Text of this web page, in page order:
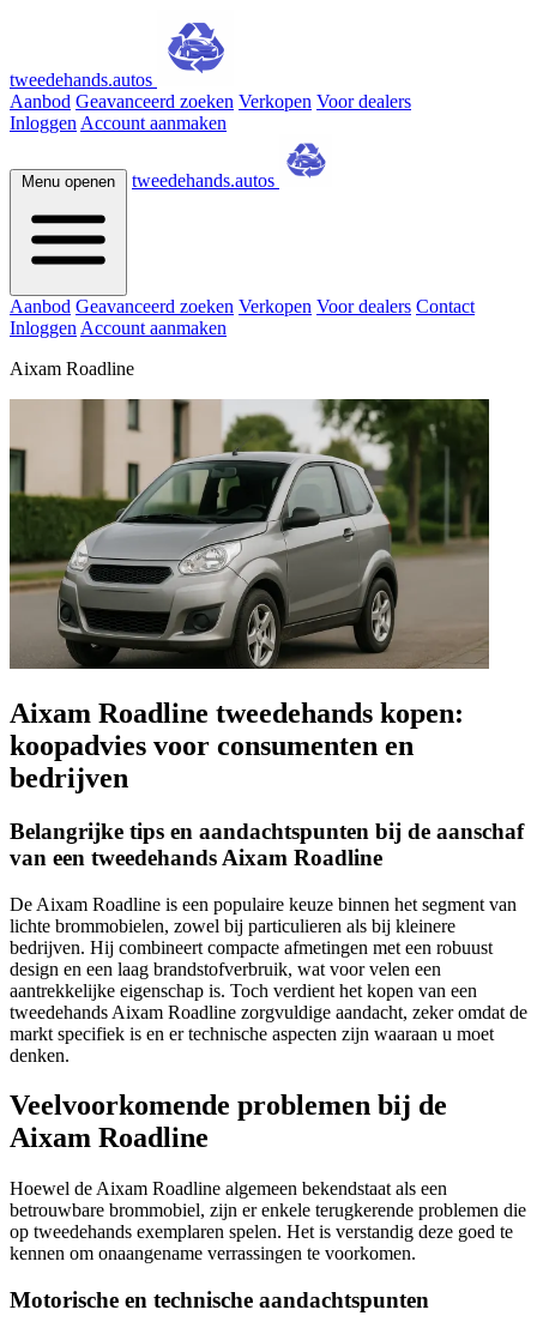
tweedehands.autos
Aanbod Geavanceerd zoeken Verkopen Voor dealers
Inloggen Account aanmaken
Menu openen tweedehands.autos
Aanbod Geavanceerd zoeken Verkopen Voor dealers Contact
Inloggen Account aanmaken
Aixam Roadline
Aixam Roadline tweedehands kopen:
koopadvies voor consumenten en
bedrijven
Belangrijke tips en aandachtspunten bij de aanschaf
van een tweedehands Aixam Roadline
De Aixam Roadline is een populaire keuze binnen het segment van
lichte brommobielen, zowel bij particulieren als bij kleinere
bedrijven. Hij combineert compacte afmetingen met een robuust
design en een laag brandstofverbruik, wat voor velen een
aantrekkelijke eigenschap is. Toch verdient het kopen van een
tweedehands Aixam Roadline zorgvuldige aandacht, zeker omdat de
markt specifiek is en er technische aspecten zijn waaraan u moet
denken.
Veelvoorkomende problemen bij de
Aixam Roadline
Hoewel de Aixam Roadline algemeen bekendstaat als een
betrouwbare brommobiel, zijn er enkele terugkerende problemen die
op tweedehands exemplaren spelen. Het is verstandig deze goed te
kennen om onaangename verrassingen te voorkomen.
Motorische en technische aandachtspunten